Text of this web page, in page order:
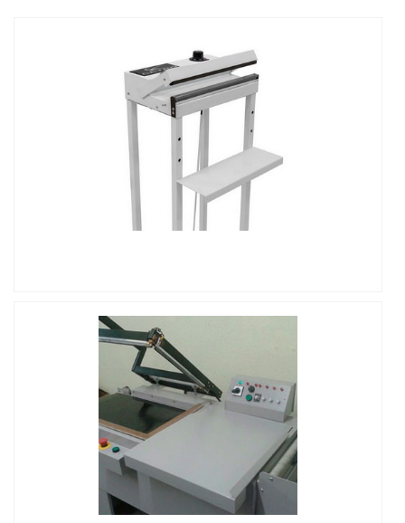
quando o assunto for máquinas e equipamentos para
embalagem. São diversas opções de itens oferecidos,
como esteira de lona e túnel de encolhimento com
ótima qualidade e excelente custo-benefício.Com a
organização é possível tirar as suas dúvidas sobre os
serviços do ramo, além de contar com os melhores
profissionais e instalações. Assim, conquistando a
confiança e a satisfação dos clientes, que são os
de trazer o melhor aos clientes no mercado....
transportadora de roletes, a companhia disponibiliza
tudo o que há de mais atual no mercado.Ainda focando
em envolvedora semi automática, sempre deve-se
buscar uma empresa que tenha produtos e serviços
com ótima qualidade e excelente custo-benefício,
pequenos detalhes, mas de grande valia para saber a
procedência e seriedade da empresa.É importante
lembrar que o produto deve sempre ser adquirido com
companhias especializadas no segmento. Esse tipo de
funções adequadamente. Assim, é possível poupar
gastos desnecessários.Existem diversos motivos para a
Union ter se tornado destaque quando pensamos em
uma empresa que entrega confiança e produtos de
qualidade. Alguns desses motivos são: Ótimo preço;
Profissionais com vasta experiência na área de
atuação; Atendimento personalizado; Diversas opções
de pagamento disponíveis; Amplo estoque de
equipamentos; Sede em localização privilegiada.A